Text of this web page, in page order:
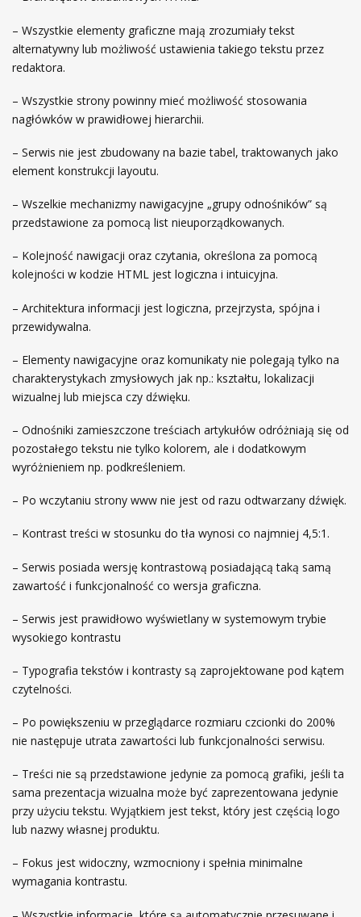
– Wszystkie elementy graficzne mają zrozumiały tekst
alternatywny lub możliwość ustawienia takiego tekstu przez
redaktora.
– Wszystkie strony powinny mieć możliwość stosowania
nagłówków w prawidłowej hierarchii.
– Serwis nie jest zbudowany na bazie tabel, traktowanych jako
element konstrukcji layoutu.
– Wszelkie mechanizmy nawigacyjne „grupy odnośników” są
przedstawione za pomocą list nieuporządkowanych.
– Kolejność nawigacji oraz czytania, określona za pomocą
kolejności w kodzie HTML jest logiczna i intuicyjna.
– Architektura informacji jest logiczna, przejrzysta, spójna i
przewidywalna.
– Elementy nawigacyjne oraz komunikaty nie polegają tylko na
charakterystykach zmysłowych jak np.: kształtu, lokalizacji
wizualnej lub miejsca czy dźwięku.
– Odnośniki zamieszczone treściach artykułów odróżniają się od
pozostałego tekstu nie tylko kolorem, ale i dodatkowym
wyróżnieniem np. podkreśleniem.
– Po wczytaniu strony www nie jest od razu odtwarzany dźwięk.
– Kontrast treści w stosunku do tła wynosi co najmniej 4,5:1.
– Serwis posiada wersję kontrastową posiadającą taką samą
zawartość i funkcjonalność co wersja graficzna.
– Serwis jest prawidłowo wyświetlany w systemowym trybie
wysokiego kontrastu
– Typografia tekstów i kontrasty są zaprojektowane pod kątem
czytelności.
– Po powiększeniu w przeglądarce rozmiaru czcionki do 200%
nie następuje utrata zawartości lub funkcjonalności serwisu.
– Treści nie są przedstawione jedynie za pomocą grafiki, jeśli ta
sama prezentacja wizualna może być zaprezentowana jedynie
przy użyciu tekstu. Wyjątkiem jest tekst, który jest częścią logo
lub nazwy własnej produktu.
– Fokus jest widoczny, wzmocniony i spełnia minimalne
wymagania kontrastu.